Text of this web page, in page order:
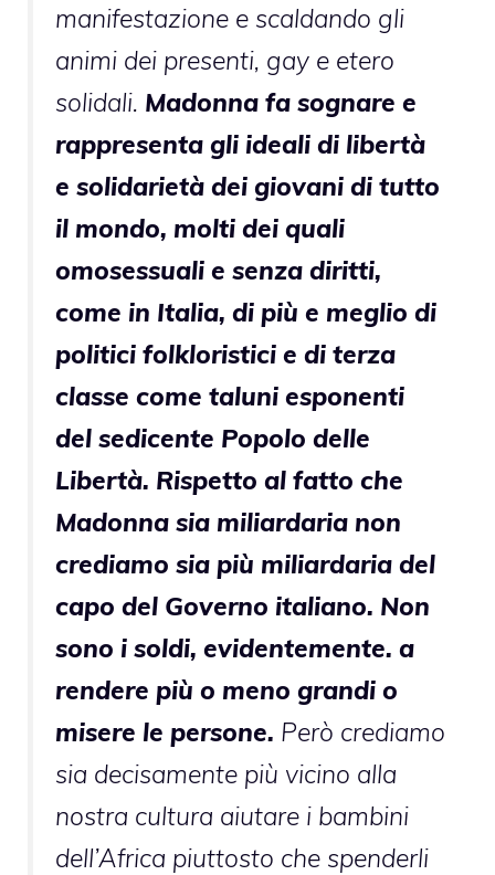
manifestazione e scaldando gli
animi dei presenti, gay e etero
solidali. Madonna fa sognare e
rappresenta gli ideali di libertà
e solidarietà dei giovani di tutto
il mondo, molti dei quali
omosessuali e senza diritti,
come in Italia, di più e meglio di
politici folkloristici e di terza
classe come taluni esponenti
del sedicente Popolo delle
Libertà. Rispetto al fatto che
Madonna sia miliardaria non
crediamo sia più miliardaria del
capo del Governo italiano. Non
sono i soldi, evidentemente. a
rendere più o meno grandi o
misere le persone. Però crediamo
sia decisamente più vicino alla
nostra cultura aiutare i bambini
dell’Africa piuttosto che spenderli